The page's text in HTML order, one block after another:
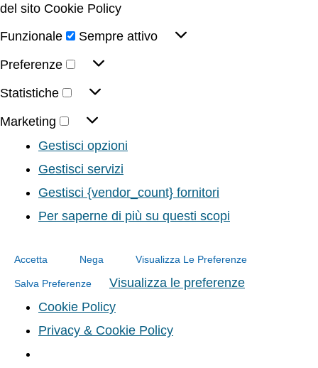
del sito Cookie Policy
Funzionale
Sempre attivo
Preferenze
Statistiche
Marketing
Gestisci opzioni
Gestisci servizi
Gestisci {vendor_count} fornitori
Per saperne di più su questi scopi
Accetta Nega Visualizza Le Preferenze
Salva Preferenze
Visualizza le preferenze
Cookie Policy
Privacy & Cookie Policy